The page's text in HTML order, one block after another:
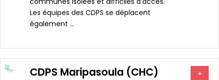
Les équipes des CDPS se déplacent
également ...
CDPS Maripasoula (CHC) +